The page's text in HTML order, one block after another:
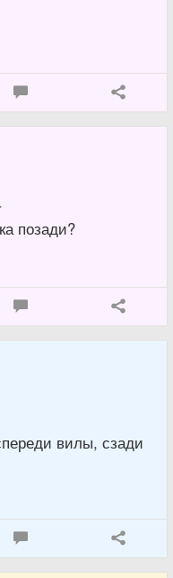
позади?
вилы, сзади